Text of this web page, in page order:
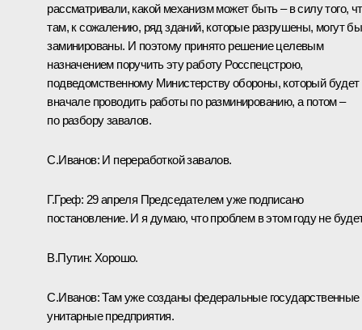
рассматривали, какой механизм может быть – в силу того,
там, к сожалению, ряд зданий, которые разрушены, могут
заминированы. И поэтому принято решение целевым
назначением поручить эту работу Росспецстрою,
подведомственному Министерству обороны, который будет
вначале проводить работы по разминированию, а потом –
по разбору завалов.
С.Иванов: И переработкой завалов.
Г.Греф: 29 апреля Председателем уже подписано
постановление. И я думаю, что проблем в этом году не
В.Путин: Хорошо.
С.Иванов: Там уже созданы федеральные государственные
унитарные предприятия.